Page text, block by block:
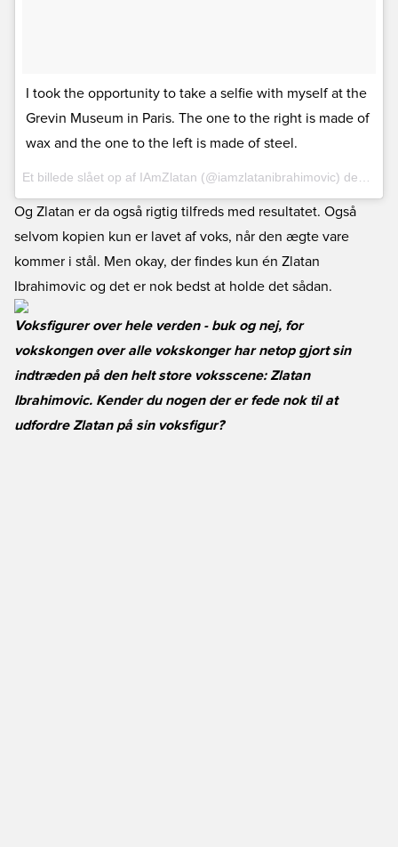
I took the opportunity to take a selfie with myself at the
Grevin Museum in Paris. The one to the right is made of
wax and the one to the left is made of steel.
Og Zlatan er da også rigtig tilfreds med resultatet. Også
selvom kopien kun er lavet af voks, når den ægte vare
kommer i stål. Men okay, der findes kun én Zlatan
Ibrahimovic og det er nok bedst at holde det sådan.
Voksfigurer over hele verden - buk og nej, for
vokskongen over alle vokskonger har netop gjort sin
indtræden på den helt store voksscene: Zlatan
Ibrahimovic. Kender du nogen der er fede nok til at
udfordre Zlatan på sin voksfigur?